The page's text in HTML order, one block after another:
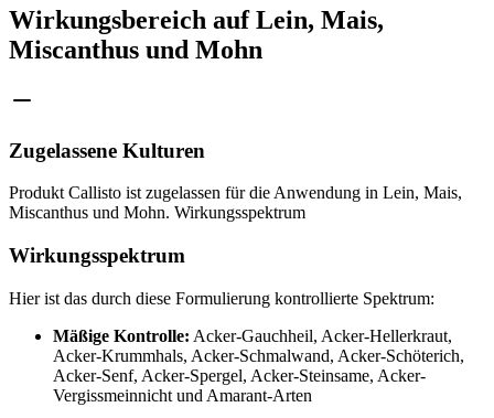
Wirkungsbereich auf Lein, Mais,
Miscanthus und Mohn
Zugelassene Kulturen
Produkt Callisto ist zugelassen für die Anwendung in Lein, Mais,
Miscanthus und Mohn. Wirkungsspektrum
Wirkungsspektrum
Hier ist das durch diese Formulierung kontrollierte Spektrum:
Mäßige Kontrolle: Acker-Gauchheil, Acker-Hellerkraut,
Acker-Krummhals, Acker-Schmalwand, Acker-Schöterich,
Acker-Senf, Acker-Spergel, Acker-Steinsame, Acker-
Vergissmeinnicht und Amarant-Arten